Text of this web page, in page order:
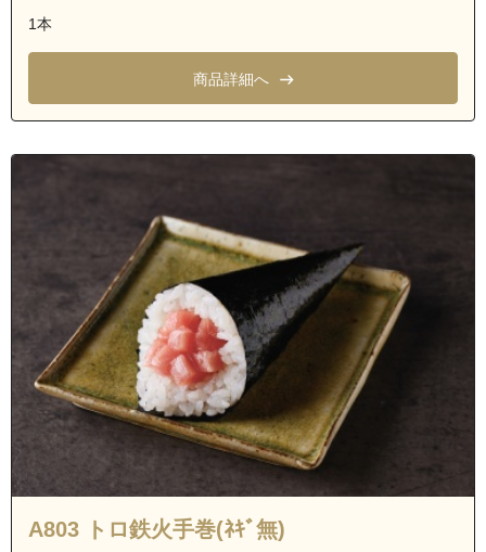
愛知県名古屋市緑区池上台２丁目
愛知県名古屋市緑区篠の風１丁目
愛知県名古屋市緑区篠の風２丁目
愛知県名古屋市緑区篠の風３丁目
愛知県名古屋市緑区相川１丁目
愛知県名古屋市緑区相川２丁目
愛知県名古屋市緑区相川３丁目
愛知県名古屋市緑区ほら貝１丁目
愛知県名古屋市緑区ほら貝２丁目
愛知県名古屋市緑区神沢１丁目
愛知県名古屋市緑区神沢２丁目
1本
商品詳細へ
A803 トロ鉄火手巻(ﾈｷﾞ無)